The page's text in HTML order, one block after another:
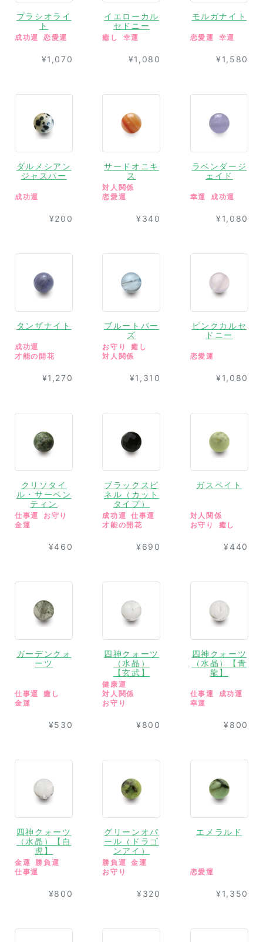
プラシオライ
ト
成功運 恋愛運
¥1,070
イエローカル
セドニー
癒し 幸運
¥1,080
モルガナイト
恋愛運 幸運
¥1,580
ダルメシアン
ジャスパー
成功運
¥200
サードオニキ
ス
対人関係
恋愛運
¥340
ラベンダージ
ェイド
幸運 成功運
¥1,080
タンザナイト
成功運
才能の開花
¥1,270
ブルートパー
ズ
お守り
癒し
対人関係
¥1,310
ピンクカルセ
ドニー
恋愛運
¥1,080
クリソタイ
ル・サーペン
ティン
仕事運
お守り
金運
¥460
ブラックスピ
ネル（カット
タイプ）
成功運
仕事運
才能の開花
¥690
ガスペイト
対人関係
お守り
癒し
¥440
ガーデンクォ
ーツ
仕事運
癒し
金運
¥530
四神クォーツ
（水晶）
【玄武】
健康運
対人関係
お守り
¥800
四神クォーツ
（水晶）【青
龍】
仕事運
成功運
幸運
¥800
四神クォーツ
（水晶）【白
虎】
金運
勝負運
仕事運
¥800
グリーンオパ
ール（ドラゴ
ンアイ）
勝負運
金運
お守り
¥320
エメラルド
恋愛運
¥1,350